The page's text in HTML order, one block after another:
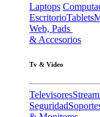
Laptops
EscritorioTablets
Web, Pads
& Accesorios
Tv & Video
Televisores
Seguridad